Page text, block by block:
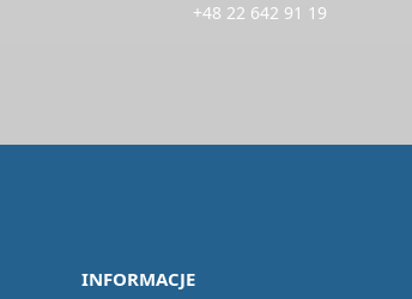
+48 22 642 91 19
INFORMACJE